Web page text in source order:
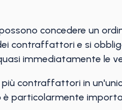
concedere un
contraffattori e si
immediatamente le
contraffattori in
è particolarmente